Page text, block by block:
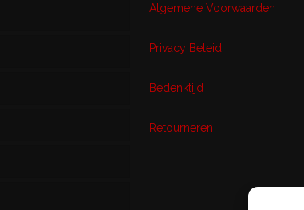
Algemene Voorwaarden
Privacy Beleid
Bedenktijd
Retourneren